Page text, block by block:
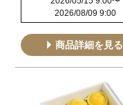
2026/08/09 9:00
商品詳細を見る